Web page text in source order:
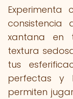
xantana en
textura
tus
perfectas y
permiten